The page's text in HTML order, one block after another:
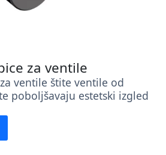
za ventile
ventile štite ventile od
poboljšavaju estetski izgled